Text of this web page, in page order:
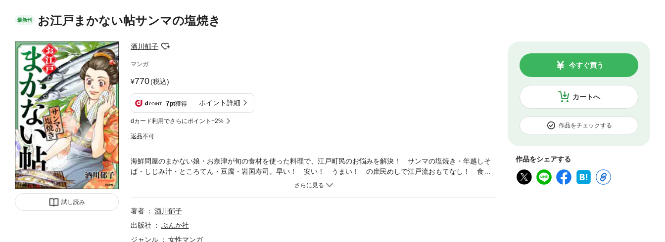
最新刊 お江戸まかない帖サンマの塩焼き
試し読み
酒川郁子
マンガ
770(税込)
7pt獲得 ポイント詳細
dカード利用でさらにポイント+2%
返品不可
カートへ
今すぐ買う
作品をチェックする
作品をシェアする
海鮮問屋のまかない娘・お奈津が旬の食材を使った料理で、江戸町民のお悩みを解決！ サンマの塩焼き・年越しそ
ば・しじみ汁・ところてん・豆腐・岩国寿司。早い！ 安い！ うまい！ の庶民めしで江戸流おもてなし！ 食べ
著者
酒川郁子
出版社
ぶんか社
ジャンル
女性マンガ